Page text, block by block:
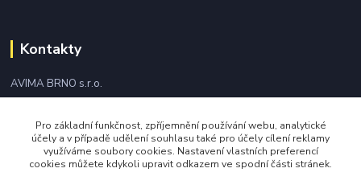
Kontakty
AVIMA BRNO s.r.o.
+420 543 249 338
avima@avima.cz
Pro základní funkčnost, zpříjemnění používání webu, analytické
účely a v případě udělení souhlasu také pro účely cílení reklamy
využíváme soubory cookies. Nastavení vlastních preferencí
cookies můžete kdykoli upravit odkazem ve spodní části stránek.